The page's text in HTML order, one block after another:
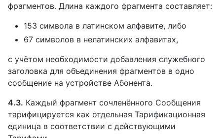
фрагментов. Длина каждого фрагмента составляет:
153 символа в латинском алфавите, либо
67 символов в нелатинских алфавитах,
с учётом необходимости добавления служебного
заголовка для объединения фрагментов в одно
сообщение на устройстве Абонента.
4.3. Каждый фрагмент сочленённого Сообщения
тарифицируется как отдельная Тарификационная
единица в соответствии с действующими